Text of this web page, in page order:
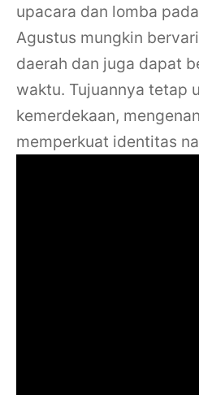
upacara dan lomba
Agustus mungkin
daerah dan juga dapat
waktu. Tujuannya tetap
kemerdekaan,
memperkuat identitas